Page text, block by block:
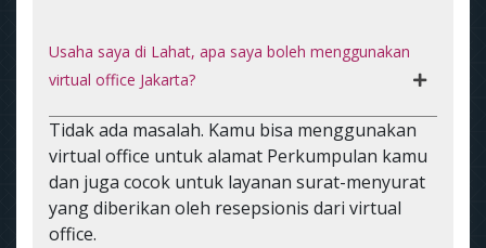
Usaha saya di Lahat, apa saya boleh menggunakan
virtual office Jakarta?
Tidak ada masalah. Kamu bisa menggunakan
virtual office untuk alamat Perkumpulan kamu
dan juga cocok untuk layanan surat-menyurat
yang diberikan oleh resepsionis dari virtual
office.